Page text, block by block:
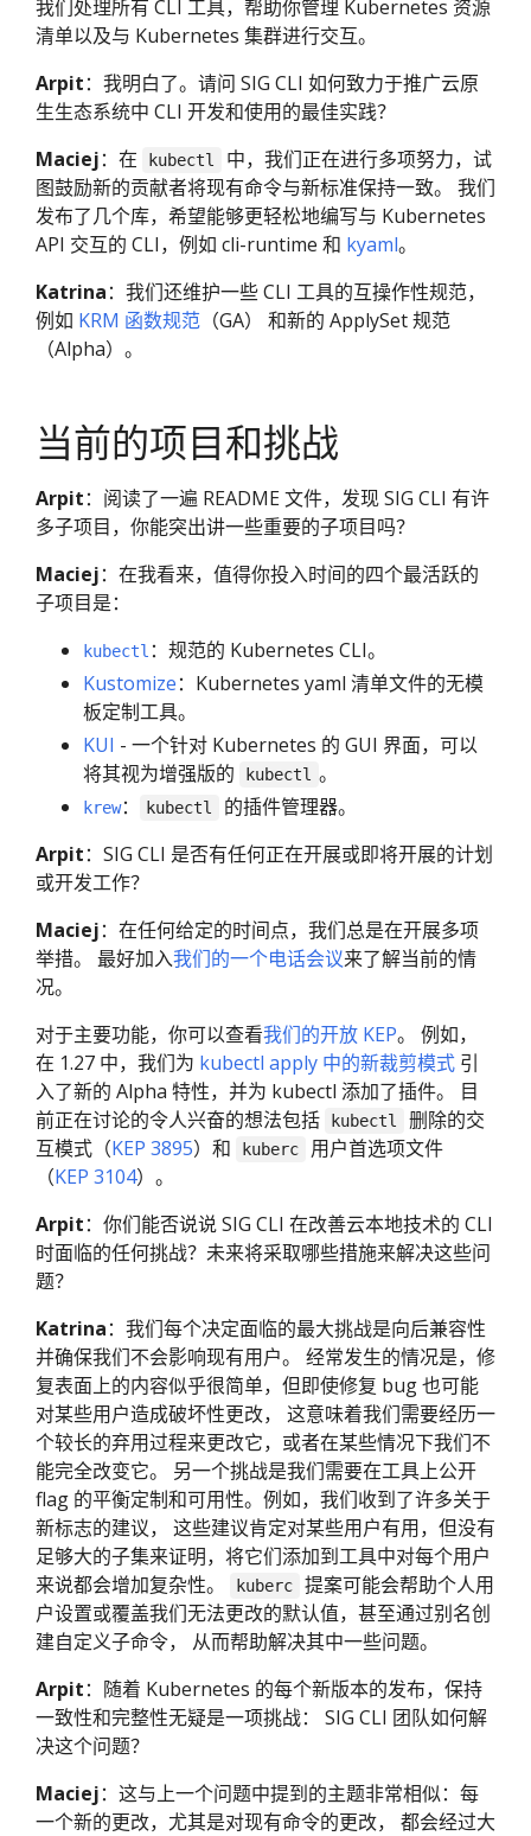
我们处理所有 CLI 工具，帮助你管理 Kubernetes 资源
清单以及与 Kubernetes 集群进行交互。
Arpit：我明白了。请问 SIG CLI 如何致力于推广云原
生生态系统中 CLI 开发和使用的最佳实践？
Maciej：在 kubectl
中，我们正在进行多项努力，试
图鼓励新的贡献者将现有命令与新标准保持一致。 我们
发布了几个库，希望能够更轻松地编写与 Kubernetes
API 交互的 CLI，例如 cli-runtime 和 kyaml。
Katrina：我们还维护一些 CLI 工具的互操作性规范，
例如 KRM 函数规范 （GA） 和新的 ApplySet 规范
（Alpha）。
当前的项目和挑战
Arpit：阅读了一遍 README 文件，发现 SIG CLI 有许
多子项目，你能突出讲一些重要的子项目吗？
Maciej：在我看来，值得你投入时间的四个最活跃的
子项目是：
kubectl ：规范的 Kubernetes CLI。
Kustomize：Kubernetes yaml 清单文件的无模
板定制工具。
KUI - 一个针对 Kubernetes 的 GUI 界面，可以
将其视为增强版的
kubectl 。
krew： kubectl
的插件管理器。
Arpit：SIG CLI 是否有任何正在开展或即将开展的计划
或开发工作？
Maciej：在任何给定的时间点，我们总是在开展多项
举措。 最好加入我们的一个电话会议来了解当前的情
况。
对于主要功能，你可以查看我们的开放 KEP。 例如，
在 1.27 中，我们为 kubectl apply 中的新裁剪模式 引
入了新的 Alpha 特性，并为 kubectl 添加了插件。 目
前正在讨论的令人兴奋的想法包括
kubectl
删除的交
互模式（KEP 3895）和 kuberc
用户首选项文件
（KEP 3104）。
Arpit：你们能否说说 SIG CLI 在改善云本地技术的 CLI
时面临的任何挑战？未来将采取哪些措施来解决这些问
题？
Katrina：我们每个决定面临的最大挑战是向后兼容性
并确保我们不会影响现有用户。 经常发生的情况是，修
复表面上的内容似乎很简单，但即使修复 bug 也可能
对某些用户造成破坏性更改， 这意味着我们需要经历一
个较长的弃用过程来更改它，或者在某些情况下我们不
能完全改变它。 另一个挑战是我们需要在工具上公开
flag 的平衡定制和可用性。例如，我们收到了许多关于
新标志的建议， 这些建议肯定对某些用户有用，但没有
足够大的子集来证明，将它们添加到工具中对每个用户
来说都会增加复杂性。
kuberc
提案可能会帮助个人用
户设置或覆盖我们无法更改的默认值，甚至通过别名创
建自定义子命令， 从而帮助解决其中一些问题。
Arpit：随着 Kubernetes 的每个新版本的发布，保持
一致性和完整性无疑是一项挑战： SIG CLI 团队如何解
决这个问题？
Maciej：这与上一个问题中提到的主题非常相似：每
一个新的更改，尤其是对现有命令的更改， 都会经过大